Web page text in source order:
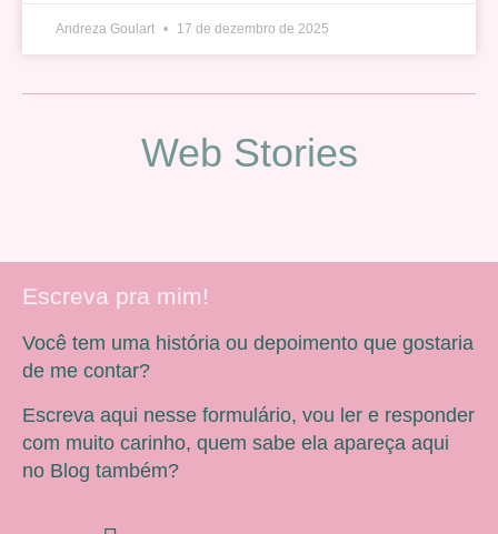
Andreza Goulart 17 de dezembro de 2025
Web Stories
Escreva pra mim!
Você tem uma história ou depoimento que gostaria
de me contar?
Escreva aqui nesse formulário, vou ler e responder
com muito carinho, quem sabe ela apareça aqui
no Blog também?